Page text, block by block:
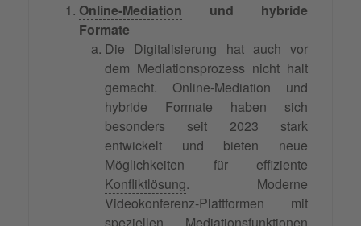
Online-Mediation und hybride
Formate
Die Digitalisierung hat auch vor
dem Mediationsprozess nicht halt
gemacht. Online-Mediation und
hybride Formate haben sich
besonders seit 2023 stark
entwickelt und bieten neue
Möglichkeiten für effiziente
Konfliktlösung. Moderne
Videokonferenz-Plattformen mit